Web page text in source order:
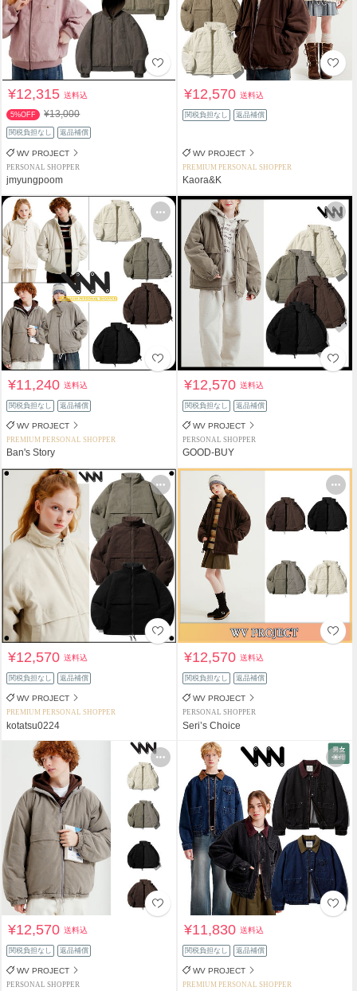
¥12,315送料込
5%OFF ¥13,000
関税負担なし 返品補償
WV PROJECT
PERSONAL SHOPPER
jmyungpoom
¥12,570送料込
関税負担なし 返品補償
WV PROJECT
PREMIUM PERSONAL SHOPPER
Kaora&K
¥11,240送料込
関税負担なし 返品補償
WV PROJECT
PREMIUM PERSONAL SHOPPER
Ban's Story
¥12,570送料込
関税負担なし 返品補償
WV PROJECT
PERSONAL SHOPPER
GOOD-BUY
¥12,570送料込
関税負担なし 返品補償
WV PROJECT
PREMIUM PERSONAL SHOPPER
kotatsu0224
¥12,570送料込
関税負担なし 返品補償
WV PROJECT
PERSONAL SHOPPER
Seri’s Choice
¥12,570送料込
関税負担なし 返品補償
WV PROJECT
PERSONAL SHOPPER
¥11,830送料込
関税負担なし 返品補償
WV PROJECT
PREMIUM PERSONAL SHOPPER